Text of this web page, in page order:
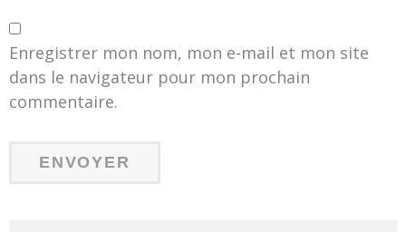
Enregistrer mon nom, mon e-mail et mon site
dans le navigateur pour mon prochain
commentaire.